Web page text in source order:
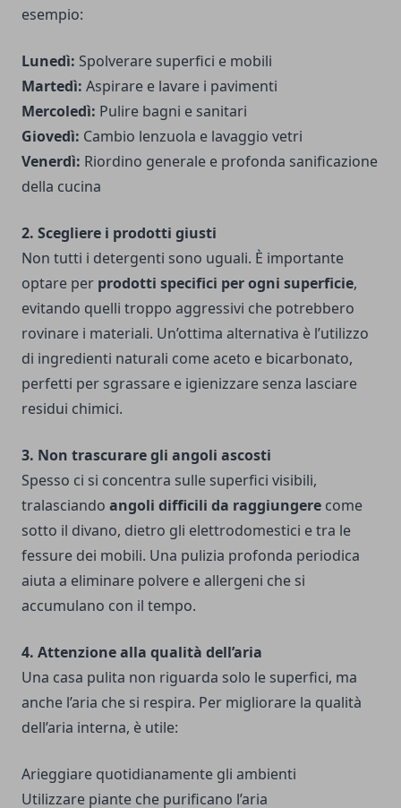
esempio:
Lunedì: Spolverare superfici e mobili
Martedì: Aspirare e lavare i pavimenti
Mercoledì: Pulire bagni e sanitari
Giovedì: Cambio lenzuola e lavaggio vetri
Venerdì: Riordino generale e profonda sanificazione
della cucina
2. Scegliere i prodotti giusti
Non tutti i detergenti sono uguali. È importante
optare per prodotti specifici per ogni superficie,
evitando quelli troppo aggressivi che potrebbero
rovinare i materiali. Un’ottima alternativa è l’utilizzo
di ingredienti naturali come aceto e bicarbonato,
perfetti per sgrassare e igienizzare senza lasciare
residui chimici.
3. Non trascurare gli angoli ascosti
Spesso ci si concentra sulle superfici visibili,
tralasciando angoli difficili da raggiungere come
sotto il divano, dietro gli elettrodomestici e tra le
fessure dei mobili. Una pulizia profonda periodica
aiuta a eliminare polvere e allergeni che si
accumulano con il tempo.
4. Attenzione alla qualità dell’aria
Una casa pulita non riguarda solo le superfici, ma
anche l’aria che si respira. Per migliorare la qualità
dell’aria interna, è utile:
Arieggiare quotidianamente gli ambienti
Utilizzare piante che purificano l’aria